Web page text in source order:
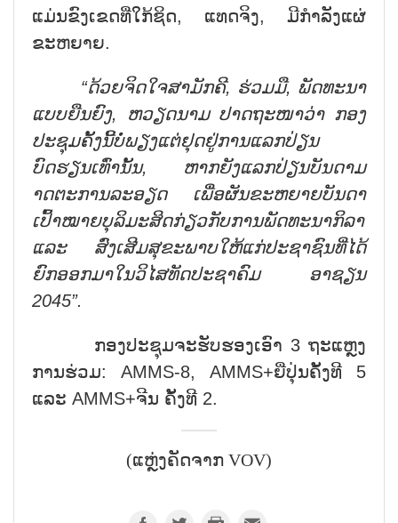
ແມ່ນຂົງເຂດທີ່ໃກ້ຊິດ, ແທດຈິງ, ມີກຳລັງແຜ່
ຂະຫຍາຍ.
“ດ້ວຍຈິດໃຈສາມັກຄີ, ຮ່ວມມື, ພັດທະນາ
ແບບຍືນຍົງ, ຫວຽດນາມ ປາດຖະໜາວ່າ ກອງ
ປະຊຸມຄັ້ງນີ້ບໍ່ພຽງແຕ່ຢຸດຢູ່ການແລກປ່ຽນ
ບົດຮຽນເທົ່ານັ້ນ, ຫາກຍັງແລກປ່ຽນບັນດາມ
າດຕະການລະອຽດ ເພື່ອຜັນຂະຫຍາຍບັນດາ
ເປົ້າໝາຍບຸລິມະສິດກ່ຽວກັບການພັດທະນາກິລາ
ແລະ ສົ່ງເສີມສຸຂະພາບໃຫ້ແກ່ປະຊາຊົນທີ່ໄດ້
ຍົກອອກມາໃນວິໄສທັດປະຊາຄົມ ອາຊຽນ
2045”.
ກອງປະຊຸມຈະຮັບຮອງເອົາ 3 ຖະແຫຼງ
ການຮ່ວມ: AMMS-8, AMMS+ຍີ່ປຸ່ນຄັ້ງທີ 5
ແລະ AMMS+ຈີນ ຄັ້ງທີ 2.
(ແຫຼ່ງຄັດຈາກ VOV)